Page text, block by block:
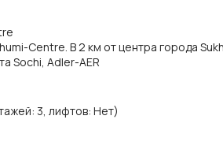
Centre. В 2 км от центра города
Sochi, Adler-AER
3, лифтов: Нет)